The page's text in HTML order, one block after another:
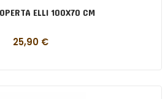
ELLI 100X70 CM
25,90 €